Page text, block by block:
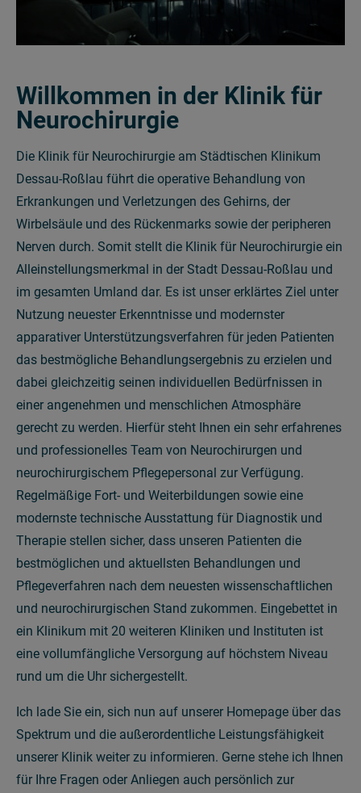
Willkommen in der Klinik für
Neurochirurgie
Die Klinik für Neurochirurgie am Städtischen Klinikum
Dessau-Roßlau führt die operative Behandlung von
Erkrankungen und Verletzungen des Gehirns, der
Wirbelsäule und des Rückenmarks sowie der peripheren
Nerven durch. Somit stellt die Klinik für Neurochirurgie ein
Alleinstellungsmerkmal in der Stadt Dessau-Roßlau und
im gesamten Umland dar. Es ist unser erklärtes Ziel unter
Nutzung neuester Erkenntnisse und modernster
apparativer Unterstützungsverfahren für jeden Patienten
das bestmögliche Behandlungsergebnis zu erzielen und
dabei gleichzeitig seinen individuellen Bedürfnissen in
einer angenehmen und menschlichen Atmosphäre
gerecht zu werden. Hierfür steht Ihnen ein sehr erfahrenes
und professionelles Team von Neurochirurgen und
neurochirurgischem Pflegepersonal zur Verfügung.
Regelmäßige Fort- und Weiterbildungen sowie eine
modernste technische Ausstattung für Diagnostik und
Therapie stellen sicher, dass unseren Patienten die
bestmöglichen und aktuellsten Behandlungen und
Pflegeverfahren nach dem neuesten wissenschaftlichen
und neurochirurgischen Stand zukommen. Eingebettet in
ein Klinikum mit 20 weiteren Kliniken und Instituten ist
eine vollumfängliche Versorgung auf höchstem Niveau
rund um die Uhr sichergestellt.
Ich lade Sie ein, sich nun auf unserer Homepage über das
Spektrum und die außerordentliche Leistungsfähigkeit
unserer Klinik weiter zu informieren. Gerne stehe ich Ihnen
für Ihre Fragen oder Anliegen auch persönlich zur